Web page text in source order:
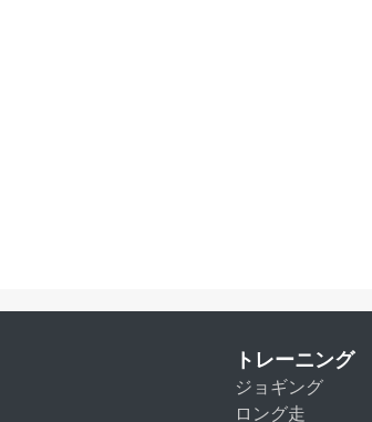
トレーニング
ジョギング
ロング走